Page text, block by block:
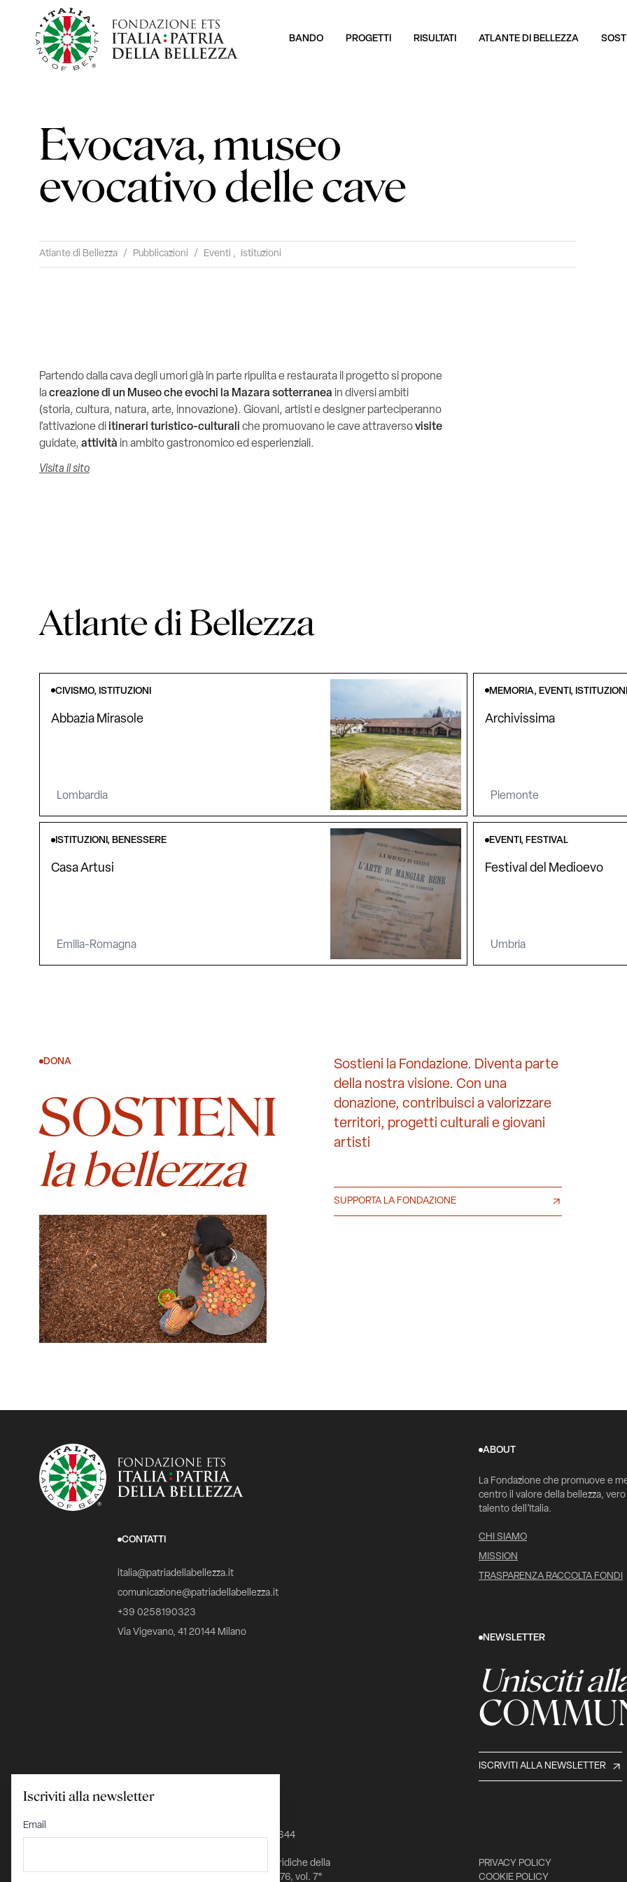
BANDO PROGETTI RISULTATI ATLANTE DI BELLEZZA
Evocava, museo
evocativo delle cave
Atlante di Bellezza / Pubblicazioni / Eventi , Istituzioni
Partendo dalla cava degli umori già in parte ripulita e restaurata il progetto si propone
lacreazione di un Museo che evochi la Mazara sotterranea in diversi ambiti
(storia, cultura, natura, arte, innovazione). Giovani, artisti e designer parteciperanno
l’attivazione di itinerari turistico-culturali che promuovano le cave attraversovisite
guidate, attività in ambito gastronomico ed esperienziali.
Visita il sito
Atlante di Bellezza
CIVISMO, ISTITUZIONI
Abbazia Mirasole
Lombardia
MEMORIA, EVENTI, ISTITUZIONI
Archivissima
Piemonte
ISTITUZIONI, BENESSERE
Casa Artusi
Emilia-Romagna
EVENTI, FESTIVAL
Festival del Medioevo
Umbria
DONA
SOSTIENI
la bellezza
Sostieni la Fondazione. Diventa parte
della nostra visione. Con una
donazione, contribuisci a valorizzare
territori, progetti culturali e giovani
artisti
SUPPORTA LA FONDAZIONE
CONTATTI
italia@patriadellabellezza.it
comunicazione@patriadellabellezza.it
+39 0258190323
Via Vigevano, 41 20144 Milano
ABOUT
La Fondazione che promuove e
centro il valore della bellezza, vero
talento dell’Italia.
CHI SIAMO
MISSION
TRASPARENZA RACCOLTA FONDI
NEWSLETTER
Unisciti
ISCRIVITI ALLA NEWSLETTER
IBAN IT24K0348801601000000026644
Iscritta nel Registro delle Persone Giuridiche della
Prefettura di Milano al n. 1432 pag. 5976, vol. 7°
PRIVACY POLICY
COOKIE POLICY
Iscriviti alla newsletter
Email